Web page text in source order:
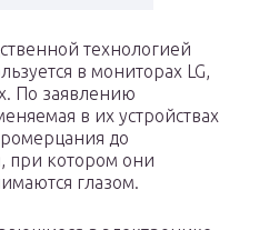
технологией
в мониторах LG,
По заявлению
в их устройствах
до
при котором они
глазом.